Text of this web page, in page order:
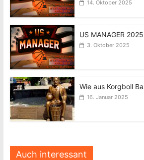
14. Oktober 2025
US MANAGER
3. Oktober 2025
Wie aus Korgboll
16. Januar 2025
Auch interessant